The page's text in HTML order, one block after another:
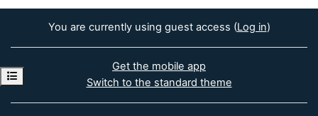
Open course index
You are currently using guest access (Log in)
Get the mobile app
Switch to the standard theme